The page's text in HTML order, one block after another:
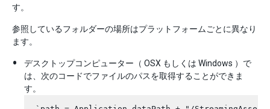
す。
参照しているフォルダーの場所はプラットフォームごとに異なり
ます。
デスクトップコンピューター（ OSX もしくは Windows ）で
は、次のコードでファイルのパスを取得することができま
す。